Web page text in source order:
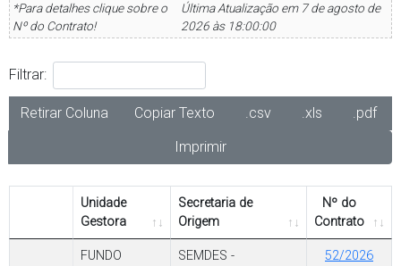
*Para detalhes clique sobre o
Nº do Contrato!
Última Atualização em 7 de agosto de
2026 às 18:00:00
Filtrar:
Retirar Coluna Copiar Texto .csv .xls
.pdf
Imprimir
Unidade
Gestora
Secretaria de
Origem
Nº do
Contrato
FUNDO
SEMDES -
52/2026